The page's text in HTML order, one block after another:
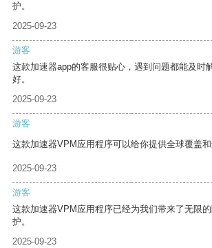
护。
2025-09-23
游客
这款加速器app的客服很贴心，遇到问题都能及时
好。
2025-09-23
游客
这款加速器VPM应用程序可以给你提供全球覆盖和
2025-09-23
游客
这款加速器VPM应用程序已经为我们带来了无限
护。
2025-09-23